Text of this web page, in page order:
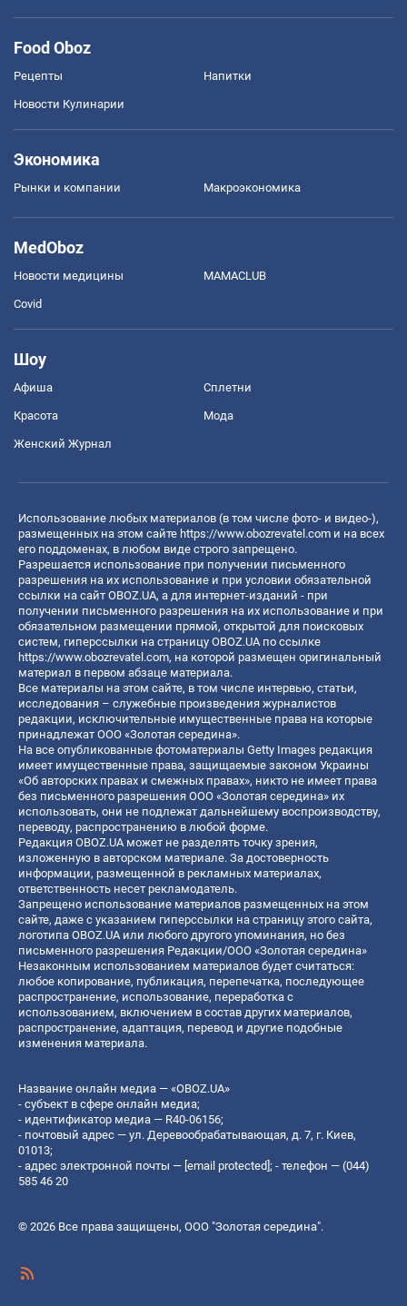
Food Oboz
Рецепты Напитки
Новости Кулинарии
Экономика
Рынки и компании Mакроэкономика
MedOboz
Новости медицины MAMACLUB
Covid
Шоу
Афиша Сплетни
Красота Мода
Женский Журнал
Использование любых материалов (в том числе фото- и видео-),
размещенных на этом сайте https://www.obozrevatel.com и на всех
его поддоменах, в любом виде строго запрещено.
Разрешается использование при получении письменного
разрешения на их использование и при условии обязательной
ссылки на сайт OBOZ.UA, а для интернет-изданий - при
получении письменного разрешения на их использование и при
обязательном размещении прямой, открытой для поисковых
систем, гиперссылки на страницу OBOZ.UA по ссылке
https://www.obozrevatel.com, на которой размещен оригинальный
материал в первом абзаце материала.
Все материалы на этом сайте, в том числе интервью, статьи,
исследования – служебные произведения журналистов
редакции, исключительные имущественные права на которые
принадлежат ООО «Золотая середина».
На все опубликованные фотоматериалы Getty Images редакция
имеет имущественные права, защищаемые законом Украины
«Об авторских правах и смежных правах», никто не имеет права
без письменного разрешения ООО «Золотая середина» их
использовать, они не подлежат дальнейшему воспроизводству,
переводу, распространению в любой форме.
Редакция OBOZ.UA может не разделять точку зрения,
изложенную в авторском материале. За достоверность
информации, размещенной в рекламных материалах,
ответственность несет рекламодатель.
Запрещено использование материалов размещенных на этом
сайте, даже с указанием гиперссылки на страницу этого сайта,
логотипа OBOZ.UA или любого другого упоминания, но без
письменного разрешения Редакции/ООО «Золотая середина»
Незаконным использованием материалов будет считаться:
любое копирование, публикация, перепечатка, последующее
распространение, использование, переработка с
использованием, включением в состав других материалов,
распространение, адаптация, перевод и другие подобные
изменения материала.
Название онлайн медиа — «OBOZ.UA»
- субъект в сфере онлайн медиа;
- идентификатор медиа — R40-06156;
- почтовый адрес — ул. Деревообрабатывающая, д. 7, г. Киев,
01013;
- адрес электронной почты — [email protected]; - телефон — (044)
585 46 20
© 2026 Все права защищены, ООО "Золотая середина".